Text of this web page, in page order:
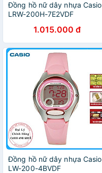
Đồng hồ nữ dây nhựa Casio
LRW-200H-7E2VDF
1.015.000 đ
Đồng hồ nữ dây nhựa Casio
LW-200-4BVDF